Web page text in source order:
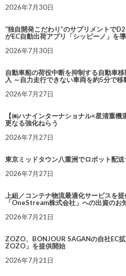
2026年7月30日
“独自開発こだわり”のサプリメントで
がEC自動出荷アプリ「シッピーノ」を
2026年7月30日
自動車船の荷役中断を抑制する自動車
入 ～自力走行できない車両を約5分で移
2026年7月27日
【㈱ハナインターナショナル×星清重
更なる強化ねらう
2026年7月27日
東京ミッドタウン八重洲でロボット配
2026年7月27日
上組／コンテナ物流最適化サービスを
「OneStream株式会社」への出資のお
2026年7月21日
ZOZO、BONJOUR SAGANの自社EC
ZOZO」を提供開始
2026年7月21日